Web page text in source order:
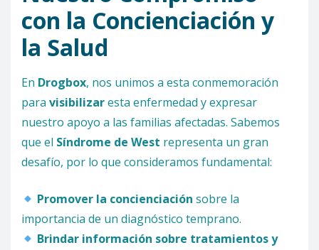
con la Concienciación y
la Salud
En Drogbox, nos unimos a esta conmemoración
para visibilizaresta enfermedad y expresar
nuestro apoyo a las familias afectadas. Sabemos
que el Síndrome de West representa un gran
desafío, por lo que consideramos fundamental:
Promover la concienciación sobre la
importancia de un diagnóstico temprano.
Brindar información sobre tratamientos y